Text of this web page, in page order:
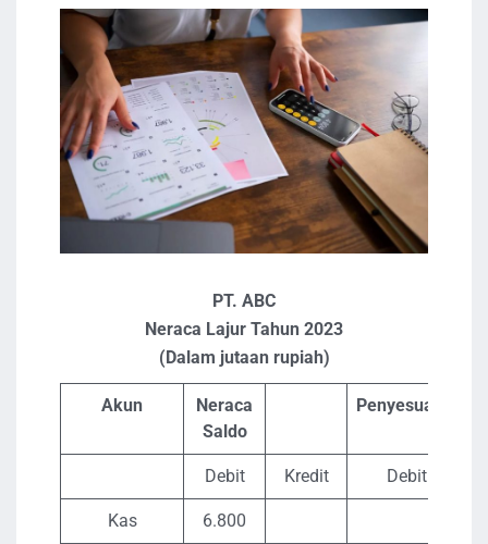
PT. ABC
Neraca Lajur Tahun 2023
(Dalam jutaan rupiah)
Akun
Neraca
Saldo
Penyesuaian
Debit Kredit Debit
Kas 6.800